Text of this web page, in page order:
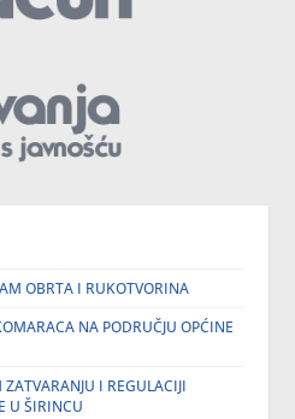
OBRTA I RUKOTVORINA
NA PODRUČJU OPĆINE
I REGULACIJI
U ŠIRINCU